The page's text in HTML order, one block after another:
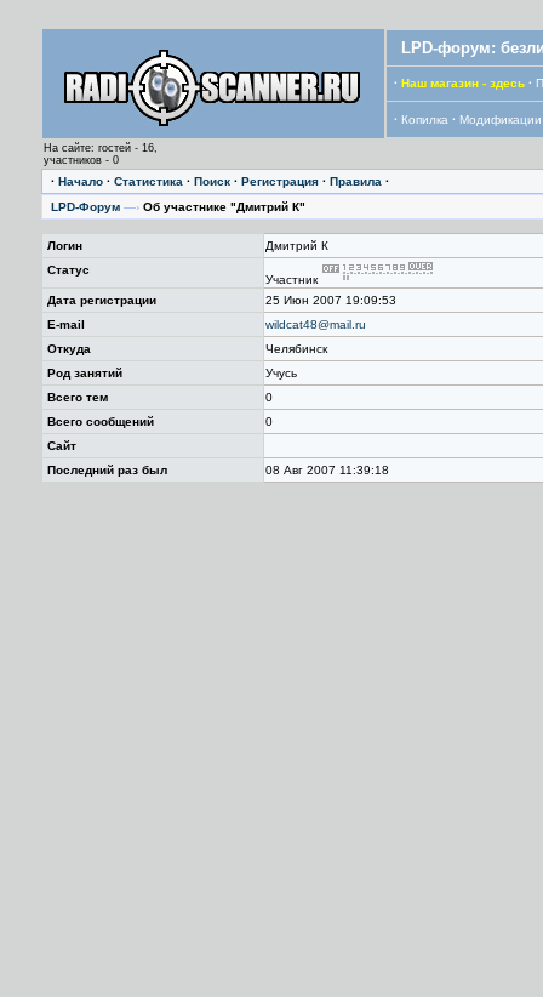
LPD-форум:
· Наш магазин - здесь ·
· Копилка · Модификации
На сайте: гостей - 16,
участников - 0
· Начало · Статистика · Поиск · Регистрация · Правила ·
LPD-Форум —› Об участнике "Дмитрий К"
Логин
Дмитрий К
Статус
Участник
Дата регистрации
25 Июн 2007 19:09:53
E-mail
wildcat48@mail.ru
Откуда
Челябинск
Род занятий
Учусь
Всего тем
0
Всего сообщений
0
Сайт
Последний раз был
08 Авг 2007 11:39:18